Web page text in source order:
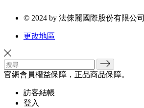
© 2024 by 法倈麗國際股份有限公司
更改地區
官網會員權益保障，正品商品保障。
訪客結帳
登入